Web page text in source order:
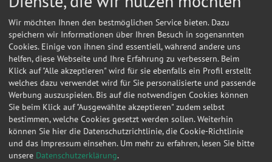
MAXUS MAYBACH
MAZDA MCLAREN
MEGA MERCEDES-BENZ
MERCURY METROCAB
MG
Wir möchten Ihnen den bestmöglichen Service bieten. Dazu
speichern wir Informationen über Ihren Besuch in sogenannten
Cookies. Einige von ihnen sind essentiell, während andere uns
helfen, diese Webseite und Ihre Erfahrung zu verbessern. Beim
Klick auf "Alle akzeptieren" wird für sie ebenfalls ein Profil erstellt
welches dazu verwendet wird für Sie personalisierte und passende
Werbung auszuspielen. Bis auf die notwendigen Cookies können
Sie beim Klick auf "Ausgewählte akzeptieren" zudem selbst
bestimmen, welche Cookies gesetzt werden sollen. Weiterhin
können Sie hier die Datenschutzrichtlinie, die Cookie-Richtlinie
und das Impressum einsehen. Um mehr zu erfahren, lesen Sie bitte
unsere Datenschutzerklärung.